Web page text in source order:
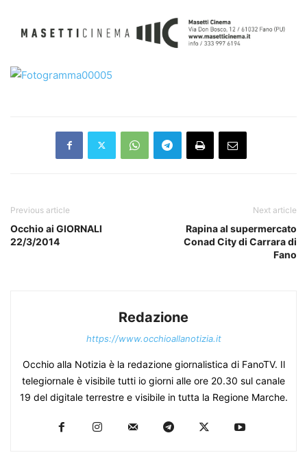
Previous article
Occhio ai GIORNALI
22/3/2014
Next article
Rapina al supermercato
Conad City di Carrara di
Fano
Redazione
https://www.occhioallanotizia.it
Occhio alla Notizia è la redazione giornalistica di FanoTV. Il
telegiornale è visibile tutti io giorni alle ore 20.30 sul canale
19 del digitale terrestre e visibile in tutta la Regione Marche.